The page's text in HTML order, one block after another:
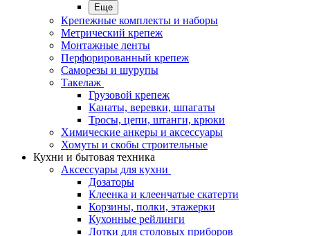
Еще
Крепежные комплекты и наборы
Метрический крепеж
Монтажные ленты
Перфорированный крепеж
Саморезы и шурупы
Такелаж
Грузовой крепеж
Канаты, веревки, шпагаты
Тросы, цепи, штанги, крюки
Химические анкеры и аксессуары
Хомуты и скобы строительные
Кухни и бытовая техника
Аксессуары для кухни
Дозаторы
Клеенка и клеенчатые скатерти
Корзины, полки, этажерки
Кухонные рейлинги
Лотки для столовых приборов